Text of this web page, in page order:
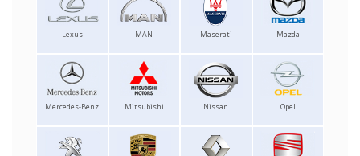
Lexus MAN Maserati Mazda
Mercedes-Benz Mitsubishi Nissan Opel